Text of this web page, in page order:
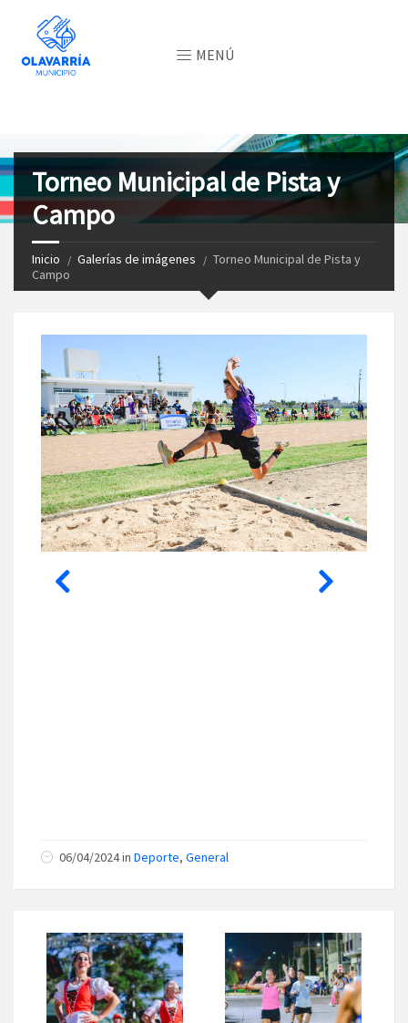
MENÚ
Torneo Municipal de Pista y
Campo
Inicio Galerías de imágenes
Torneo Municipal de Pista y
Campo
06/04/2024 in Deporte, General